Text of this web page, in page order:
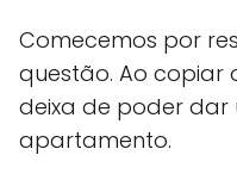
Comecemos por
questão. Ao copiar
deixa de poder dar
apartamento.